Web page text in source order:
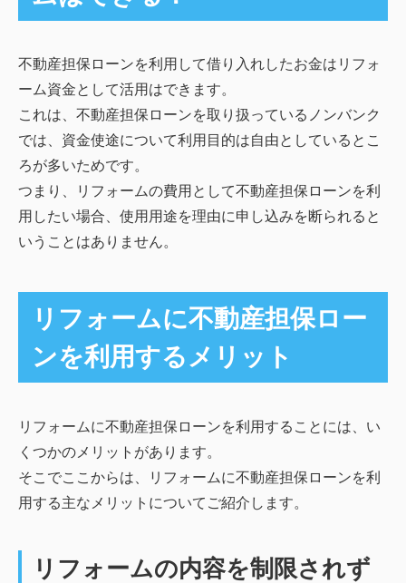
不動産担保ローンを利用して借り入れしたお金はリフォ
ーム資金として活用はできます。
これは、不動産担保ローンを取り扱っているノンバンク
では、資金使途について利用目的は自由としているとこ
ろが多いためです。
つまり、リフォームの費用として不動産担保ローンを利
用したい場合、使用用途を理由に申し込みを断られると
いうことはありません。
リフォームに不動産担保ロー
ンを利用するメリット
リフォームに不動産担保ローンを利用することには、い
くつかのメリットがあります。
そこでここからは、リフォームに不動産担保ローンを利
用する主なメリットについてご紹介します。
リフォームの内容を制限されず